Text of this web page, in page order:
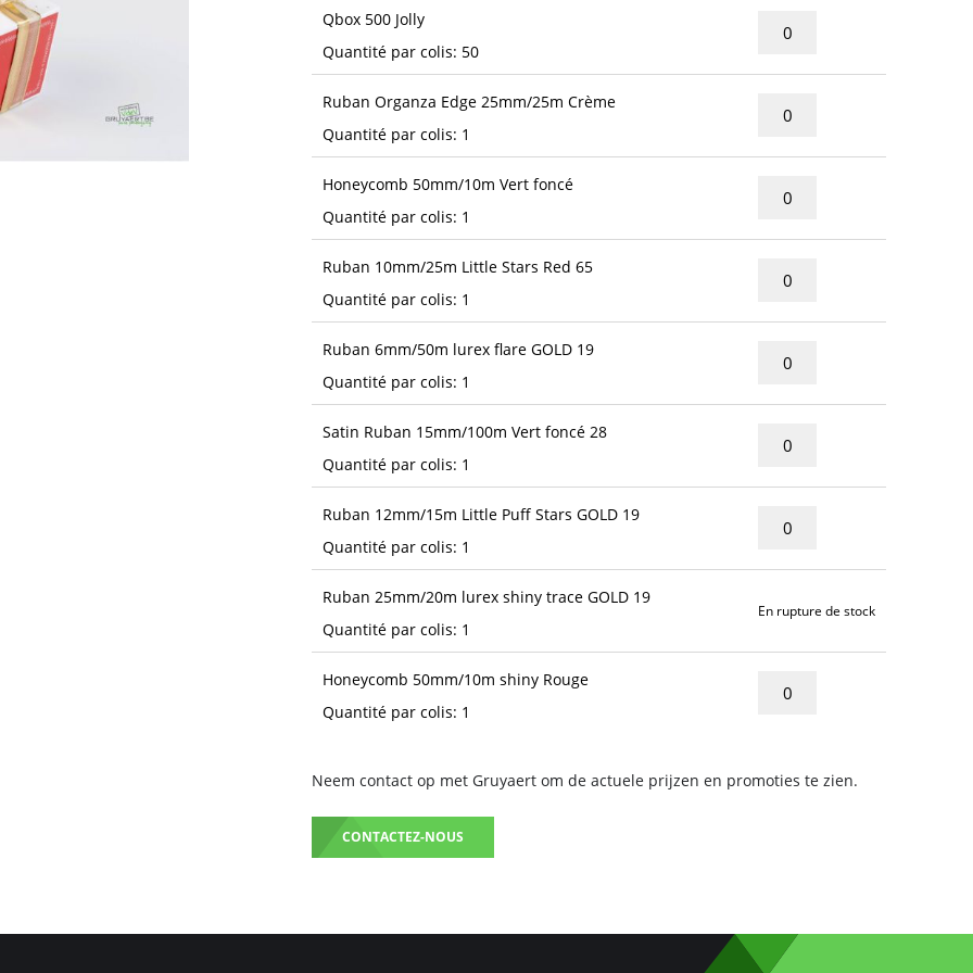
Qbox 500 Jolly
Quantité par colis: 50
Ruban Organza Edge 25mm/25m Crème
Quantité par colis: 1
Honeycomb 50mm/10m Vert foncé
Quantité par colis: 1
Ruban 10mm/25m Little Stars Red 65
Quantité par colis: 1
Ruban 6mm/50m lurex flare GOLD 19
Quantité par colis: 1
Satin Ruban 15mm/100m Vert foncé 28
Quantité par colis: 1
Ruban 12mm/15m Little Puff Stars GOLD 19
Quantité par colis: 1
Ruban 25mm/20m lurex shiny trace GOLD 19
Quantité par colis: 1
En rupture de stock
Honeycomb 50mm/10m shiny Rouge
Quantité par colis: 1
Neem contact op met Gruyaert om de actuele prijzen en promoties te zien.
CONTACTEZ-NOUS